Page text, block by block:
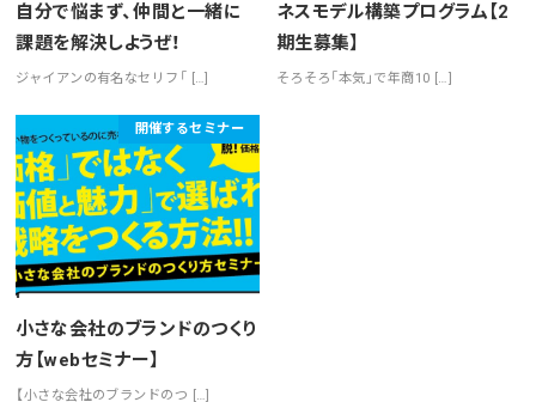
自分で悩まず、仲間と一緒に
課題を解決しようぜ！
ジャイアンの有名なセリフ「 […]
ネスモデル構築プログラム【2
期生募集】
そろそろ「本気」で年商10 […]
開催するセミナー
小さな会社のブランドのつくり
方【webセミナー】
【小さな会社のブランドのつ […]